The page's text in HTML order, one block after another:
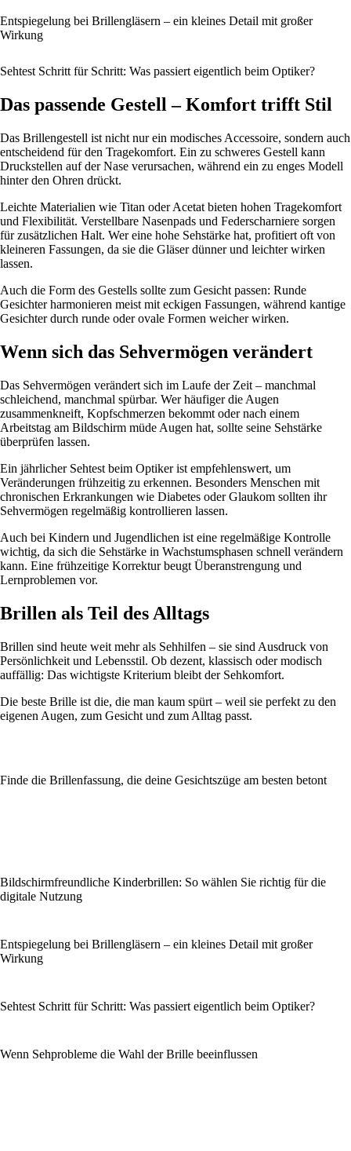
Entspiegelung bei Brillengläsern – ein kleines Detail mit großer
Wirkung
Sehtest Schritt für Schritt: Was passiert eigentlich beim Optiker?
Das passende Gestell – Komfort trifft Stil
Das Brillengestell ist nicht nur ein modisches Accessoire, sondern auch
entscheidend für den Tragekomfort. Ein zu schweres Gestell kann
Druckstellen auf der Nase verursachen, während ein zu enges Modell
hinter den Ohren drückt.
Leichte Materialien wie Titan oder Acetat bieten hohen Tragekomfort
und Flexibilität. Verstellbare Nasenpads und Federscharniere sorgen
für zusätzlichen Halt. Wer eine hohe Sehstärke hat, profitiert oft von
kleineren Fassungen, da sie die Gläser dünner und leichter wirken
lassen.
Auch die Form des Gestells sollte zum Gesicht passen: Runde
Gesichter harmonieren meist mit eckigen Fassungen, während kantige
Gesichter durch runde oder ovale Formen weicher wirken.
Wenn sich das Sehvermögen verändert
Das Sehvermögen verändert sich im Laufe der Zeit – manchmal
schleichend, manchmal spürbar. Wer häufiger die Augen
zusammenkneift, Kopfschmerzen bekommt oder nach einem
Arbeitstag am Bildschirm müde Augen hat, sollte seine Sehstärke
überprüfen lassen.
Ein jährlicher Sehtest beim Optiker ist empfehlenswert, um
Veränderungen frühzeitig zu erkennen. Besonders Menschen mit
chronischen Erkrankungen wie Diabetes oder Glaukom sollten ihr
Sehvermögen regelmäßig kontrollieren lassen.
Auch bei Kindern und Jugendlichen ist eine regelmäßige Kontrolle
wichtig, da sich die Sehstärke in Wachstumsphasen schnell verändern
kann. Eine frühzeitige Korrektur beugt Überanstrengung und
Lernproblemen vor.
Brillen als Teil des Alltags
Brillen sind heute weit mehr als Sehhilfen – sie sind Ausdruck von
Persönlichkeit und Lebensstil. Ob dezent, klassisch oder modisch
auffällig: Das wichtigste Kriterium bleibt der Sehkomfort.
Die beste Brille ist die, die man kaum spürt – weil sie perfekt zu den
eigenen Augen, zum Gesicht und zum Alltag passt.
Finde die Brillenfassung, die deine Gesichtszüge am besten betont
Bildschirmfreundliche Kinderbrillen: So wählen Sie richtig für die
digitale Nutzung
Entspiegelung bei Brillengläsern – ein kleines Detail mit großer
Wirkung
Sehtest Schritt für Schritt: Was passiert eigentlich beim Optiker?
Wenn Sehprobleme die Wahl der Brille beeinflussen